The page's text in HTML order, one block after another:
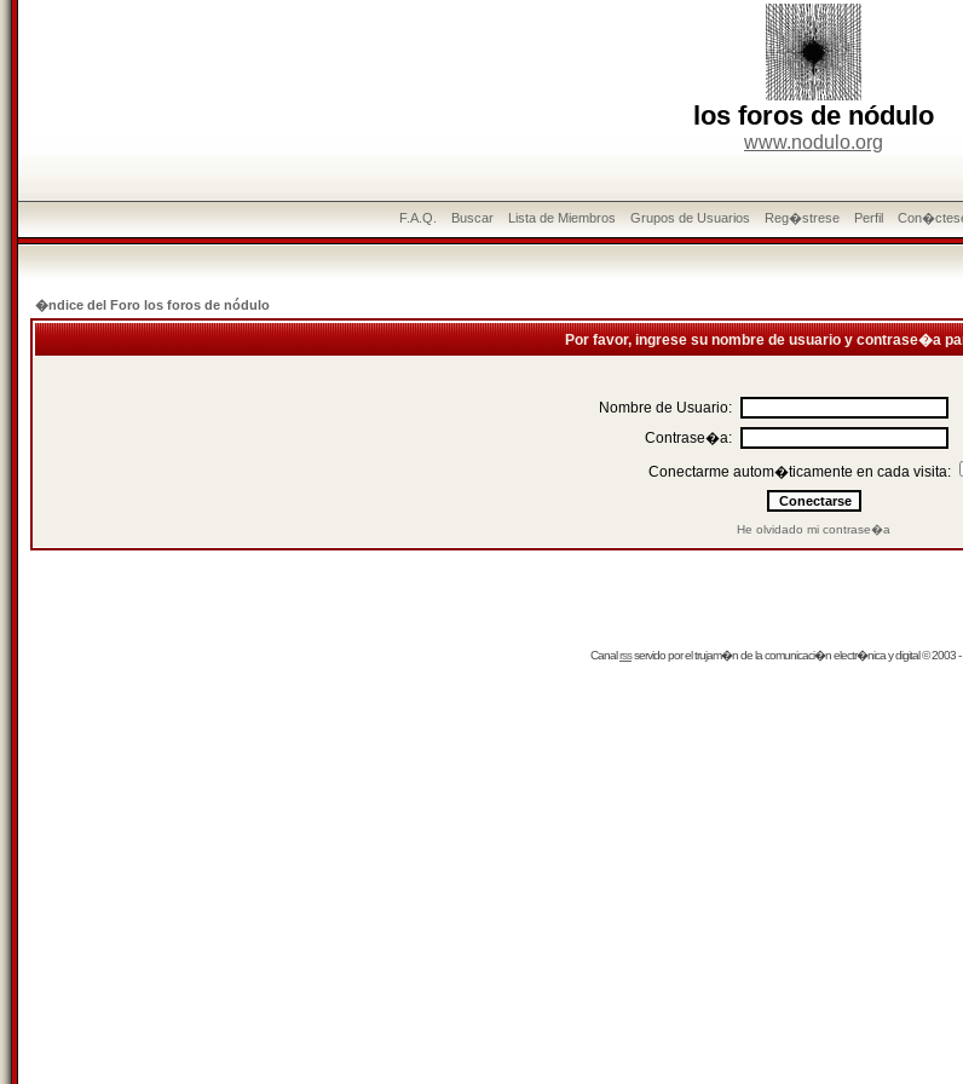
los foros de nódulo
www.nodulo.org
F.A.Q. Buscar Lista de Miembros Grupos de Usuarios Reg�strese Perfil
�ndice del Foro los foros de nódulo
Por favor, ingrese su nombre de usuario y contrase�a
Nombre de Usuario:
Contrase�a:
Conectarme autom�ticamente en cada visita:
He olvidado mi contrase�a
Canalrssservido por eltrujam�nde la comunicaci�n electr�nica y digital © 2003